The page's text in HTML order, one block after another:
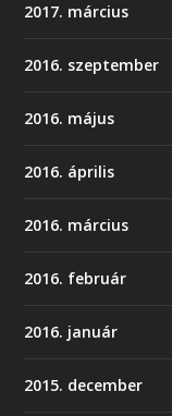
2017. március
2016. szeptember
2016. május
2016. április
2016. március
2016. február
2016. január
2015. december